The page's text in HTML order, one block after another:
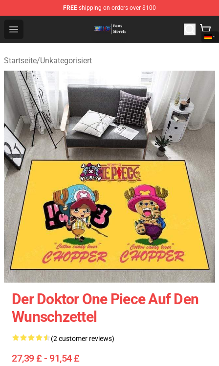
FREE shipping on orders over $100
Open menu
One Piece Store - Official One Piece Merchandise Shop
Startseite/Unkategorisiert
Der Doktor One Piece Auf Den
Wunschzettel
(2 customer reviews)
27,39 £ - 91,54 £